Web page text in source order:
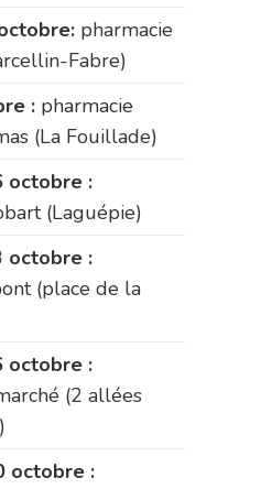
pharmacie
Fabre)
: pharmacie
(La Fouillade)
octobre :
(Laguépie)
octobre :
(place de la
octobre :
(2 allées
octobre :